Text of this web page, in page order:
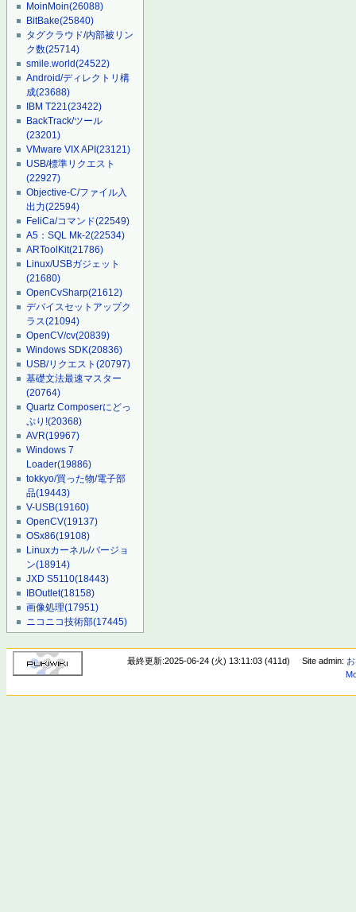
MoinMoin(26088)
BitBake(25840)
タグクラウド/内部被リン
ク数(25714)
smile.world(24522)
Android/ディレクトリ構
成(23688)
IBM T221(23422)
BackTrack/ツール
(23201)
VMware VIX API(23121)
USB/標準リクエスト
(22927)
Objective-C/ファイル入
出力(22594)
FeliCa/コマンド(22549)
A5：SQL Mk-2(22534)
ARToolKit(21786)
Linux/USBガジェット
(21680)
OpenCvSharp(21612)
デバイスセットアップク
ラス(21094)
OpenCV/cv(20839)
Windows SDK(20836)
USB/リクエスト(20797)
基礎文法最速マスター
(20764)
Quartz Composerにどっ
ぷり!(20368)
AVR(19967)
Windows 7
Loader(19886)
tokkyo/買った物/電子部
品(19443)
V-USB(19160)
OpenCV(19137)
OSx86(19108)
Linuxカーネル/バージョ
ン(18914)
JXD S5110(18443)
IBOutlet(18158)
画像処理(17951)
ニコニコ技術部(17445)
最終更新:2025-06-24 (火) 13:11:03 (411d) Site admin: